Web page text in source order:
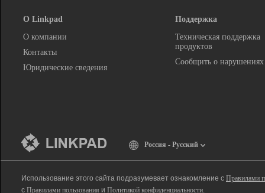
О Linkpad
О компании
Контакты
Юридические сведения
Поддержка
Техническая поддержка
продуктов
Сообщить о нарушениях
Россия - Русский
Использование этого сайта подразумевает ознакомление с Правилами
с Правилами пользования и Политикой конфиденциальности.